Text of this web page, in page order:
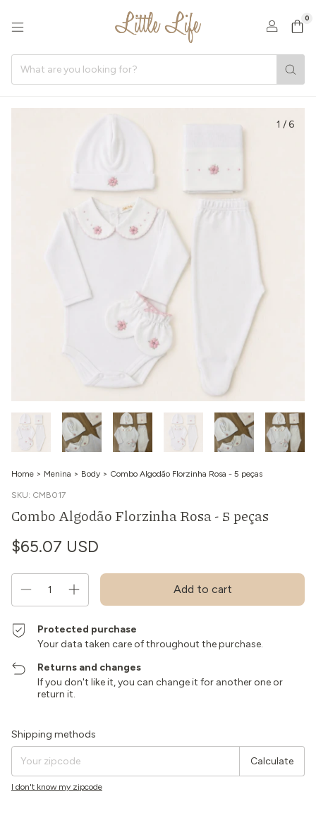
0
1 /6
Home > Menina > Body > Combo Algodão Florzinha Rosa - 5 peças
SKU: CMB017
Combo Algodão Florzinha Rosa - 5 peças
$65.07 USD
Protected purchase
Your data taken care of throughout the purchase.
Returns and changes
If you don't like it, you can change it for another one or
return it.
Shipping for zipcode:
Shipping methods
Calculate
I don't know my zipcode